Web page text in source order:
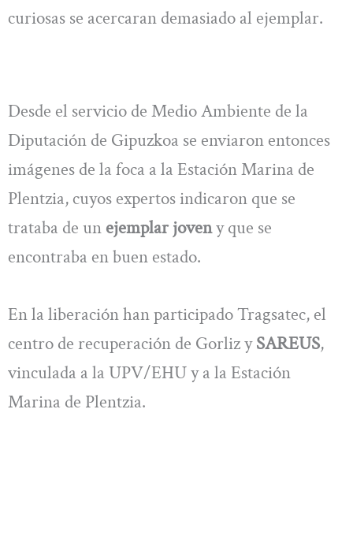
curiosas se acercaran demasiado al ejemplar.
Desde el servicio de Medio Ambiente de la
Diputación de Gipuzkoa se enviaron entonces
imágenes de la foca a la Estación Marina de
Plentzia, cuyos expertos indicaron que se
trataba de un ejemplar joveny que se
encontraba en buen estado.
En la liberación han participado Tragsatec, el
centro de recuperación de Gorliz ySAREUS,
vinculada a la UPV/EHU y a la Estación
Marina de Plentzia.